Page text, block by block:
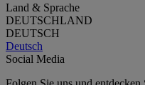
Land & Sprache
DEUTSCHLAND
DEUTSCH
Deutsch
Social Media